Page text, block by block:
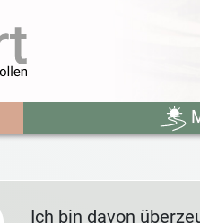
Ich bin davon